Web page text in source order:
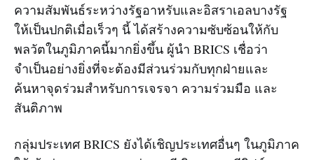
ความสัมพันธ์ระหว่างรัฐอาหรับและอิสราเอลบางรัฐ
ให้เป็นปกติเมื่อเร็วๆ นี้ ได้สร้างความซับซ้อนให้กับ
พลวัตในภูมิภาคนี้มากยิ่งขึ้น ผู้นำ BRICS เชื่อว่า
จำเป็นอย่างยิ่งที่จะต้องมีส่วนร่วมกับทุกฝ่ายและ
ค้นหาจุดร่วมสำหรับการเจรจา ความร่วมมือ และ
สันติภาพ
กลุ่มประเทศ BRICS ยังได้เชิญประเทศอื่นๆ ในภูมิภาค